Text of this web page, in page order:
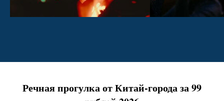
Речная прогулка от Китай-города за 99